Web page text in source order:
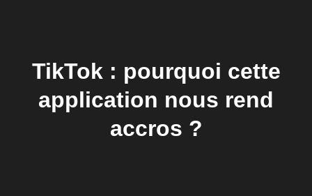
TikTok : pourquoi cette
application nous rend
accros ?